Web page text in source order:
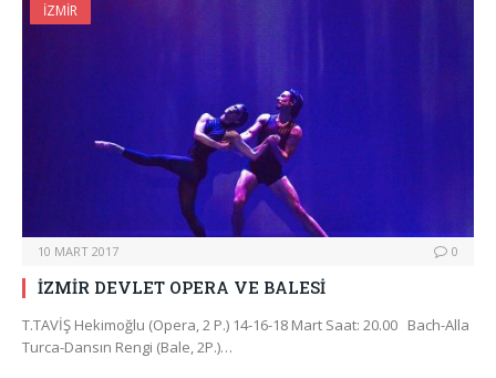
İZMIR
10 MART 2017 0
İZMİR DEVLET OPERA VE BALESİ
T.TAVİŞ Hekimoğlu (Opera, 2 P.) 14-16-18 Mart Saat: 20.00 Bach-Alla
Turca-Dansın Rengi (Bale, 2P.)…